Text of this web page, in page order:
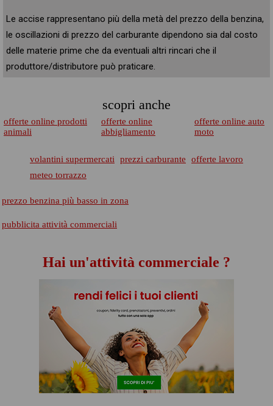
Le accise rappresentano più della metà del prezzo della benzina,
le oscillazioni di prezzo del carburante dipendono sia dal costo
delle materie prime che da eventuali altri rincari che il
produttore/distributore può praticare.
scopri anche
offerte online prodotti
animali
offerte online
abbigliamento
offerte online auto
moto
volantini supermercati prezzi carburante
offerte lavoro
meteo torrazzo
prezzo benzina più basso in zona
pubblicita attività commerciali
Hai un'attività commerciale ?